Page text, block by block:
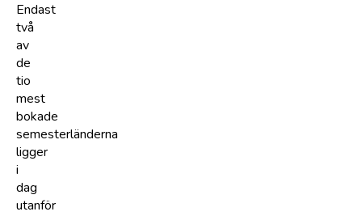
Endast
två
av
de
tio
mest
bokade
semesterländerna
ligger
i
dag
utanför